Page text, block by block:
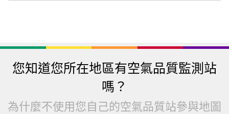
您知道您所在地區有空氣品質監測站
嗎？
為什麼不使用您自己的空氣品質站參與地圖